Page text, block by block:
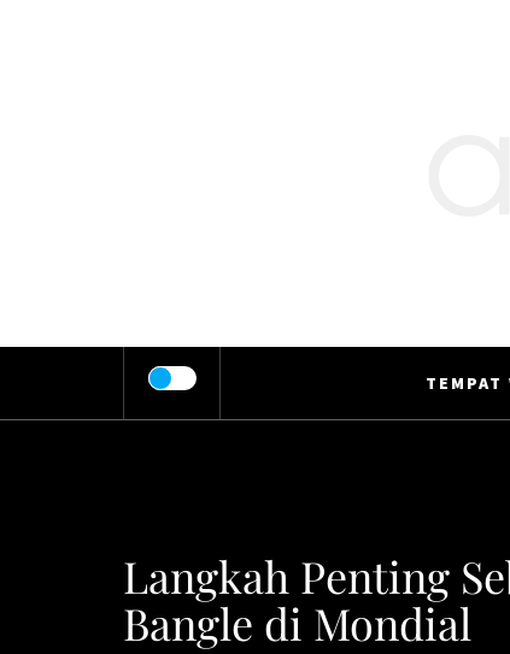
TEMPAT
Langkah Penting
Bangle di Mondial